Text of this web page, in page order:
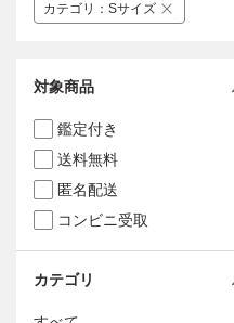
カテゴリ ： Sサイズ
対象商品
鑑定付き
送料無料
匿名配送
コンビニ受取
カテゴリ